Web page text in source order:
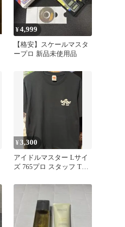
¥4,999
【格安】スケールマスタ
ープロ 新品未使用品
¥3,300
アイドルマスター Lサイ
ズ 765プロ スタッフ Tシ